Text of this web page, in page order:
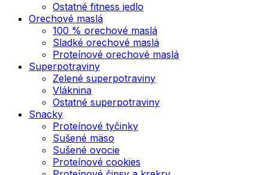
Ostatné fitness jedlo
Orechové maslá
100 % orechové maslá
Sladké orechové maslá
Proteínové orechové maslá
Superpotraviny
Zelené superpotraviny
Vláknina
Ostatné superpotraviny
Snacky
Proteínové tyčinky
Sušené mäso
Sušené ovocie
Proteínové cookies